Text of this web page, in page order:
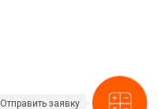
Отправить заявку